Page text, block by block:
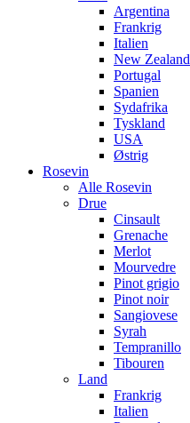
Argentina
Frankrig
Italien
New Zealand
Portugal
Spanien
Sydafrika
Tyskland
USA
Østrig
Rosevin
Alle Rosevin
Drue
Cinsault
Grenache
Merlot
Mourvedre
Pinot grigio
Pinot noir
Sangiovese
Syrah
Tempranillo
Tibouren
Land
Frankrig
Italien